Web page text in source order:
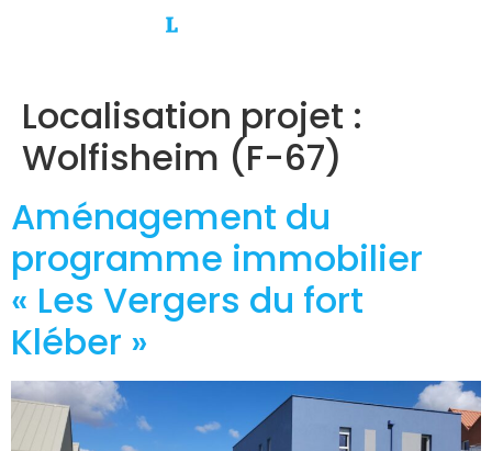
Localisation projet :
Wolfisheim (F-67)
Aménagement du
programme immobilier
« Les Vergers du fort
Kléber »